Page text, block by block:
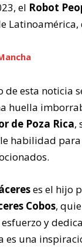
el Robot
esta noticia
huella
de Poza Rica,
habilidad
es el hijo
Cobos,
y
es una